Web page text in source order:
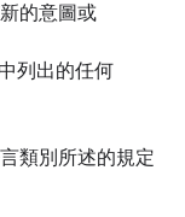
的意圖或
列出的任何
類別所述的規定